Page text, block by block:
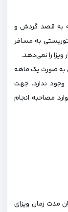
به قصد گردش و
توریستی به مسافر
ویزا را نمی‌دهد.
به صورت یک ماهه
ندارد. جهت
مصاحبه انجام
مدت زمان ویزای